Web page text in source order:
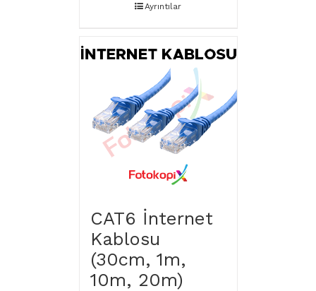
Ayrıntılar
CAT6 İnternet
Kablosu
(30cm, 1m,
10m, 20m)